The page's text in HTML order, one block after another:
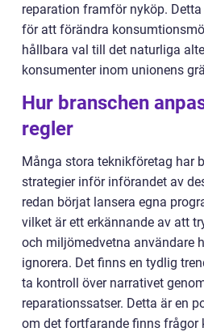
reparation framför nyköp.
för att förändra
hållbara val till det naturliga
konsumenter inom unionens
Hur branschen
regler
Många stora teknikföretag har
strategier inför införandet av
redan börjat lansera egna
vilket är ett erkännande av att
och miljömedvetna användare
ignorera. Det finns en tydlig
ta kontroll över narrativet
reparationssatser. Detta är en
om det fortfarande finns frågor